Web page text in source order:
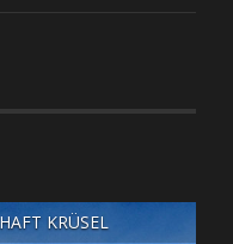
KRÜSEL